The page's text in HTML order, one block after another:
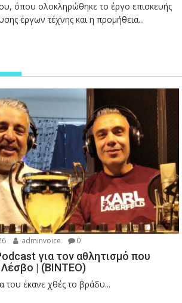
όπου ολοκληρώθηκε το έργο επισκευής
έργων τέχνης και η προμήθεια...
adminvoice 0
για τον αθλητισμό που
Λέσβο | (ΒΙΝΤΕΟ)
του έκανε χθές το βράδυ...